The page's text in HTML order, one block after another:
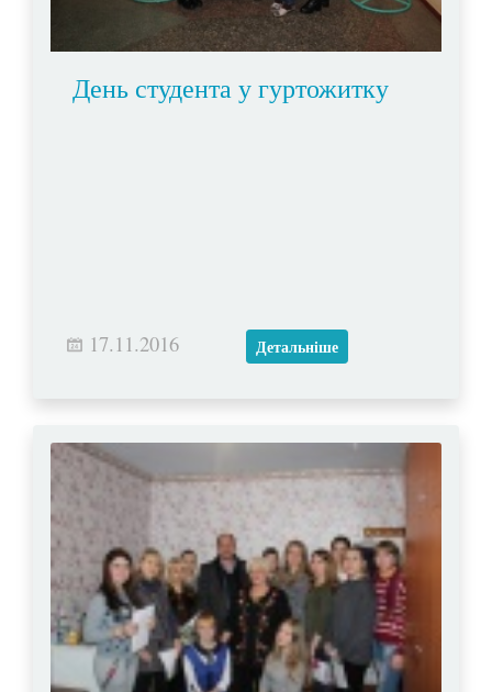
День студента у гуртожитку
17.11.2016 Детальніше